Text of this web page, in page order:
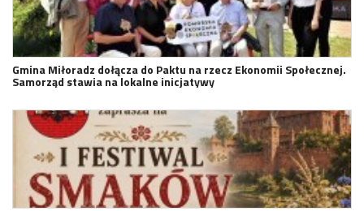
Gmina Miłoradz dołącza do Paktu na rzecz Ekonomii Społecznej.
Samorząd stawia na lokalne inicjatywy